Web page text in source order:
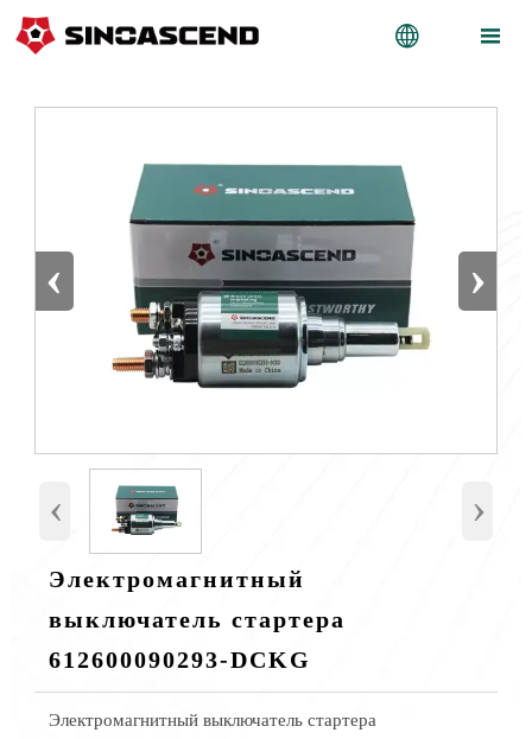
 
‹ ›
‹ ›
Электромагнитный
выключатель стартера
612600090293-DCKG
Электромагнитный выключатель стартера